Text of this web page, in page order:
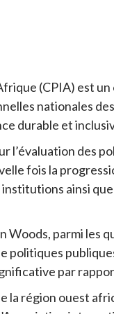
(CPIA) est
nationales
durable et
l’évaluation des
fois la
ainsi
parmi les
politiques
par
la région ouest